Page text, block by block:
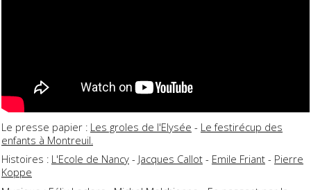
Le presse papier : Les groles de l'Elysée - Le festirécup des
enfants à Montreuil.
Histoires : L'Ecole de Nancy - Jacques Callot - Emile Friant - Pierre
Koppe